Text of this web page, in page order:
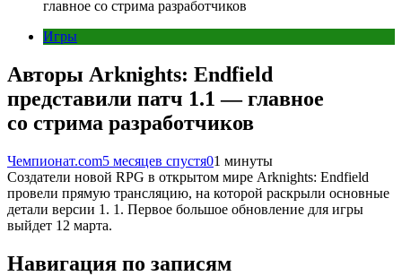
главное со стрима разработчиков
Игры
Авторы Arknights: Endfield
представили патч 1.1 — главное
со стрима разработчиков
Чемпионат.com5 месяцев спустя01 минуты
Создатели новой RPG в открытом мире Arknights: Endfield
провели прямую трансляцию, на которой раскрыли основные
детали версии 1. 1. Первое большое обновление для игры
выйдет 12 марта.
Навигация по записям